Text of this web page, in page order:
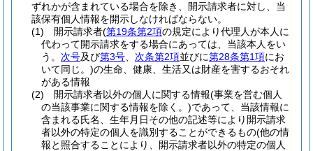
ずれかが含まれている場合を除き、開示請求者に対し、当
該保有個人情報を開示しなければならない。
(1)
開示請求者(第19条第2項の規定により代理人が本人に
代わって開示請求をする場合にあっては、当該本人をい
う。 次号及び第3号 次条第2項並びに第28条第1項にお
いて同じ。)の生命、健康、生活又は財産を害するおそれ
がある情報
(2)
開示請求者以外の個人に関する情報(事業を営む個人
の当該事業に関する情報を除く。)であって、当該情報に
含まれる氏名、生年月日その他の記述等により開示請求
者以外の特定の個人を識別することができるもの(他の情
報と照合することにより、開示請求者以外の特定の個人